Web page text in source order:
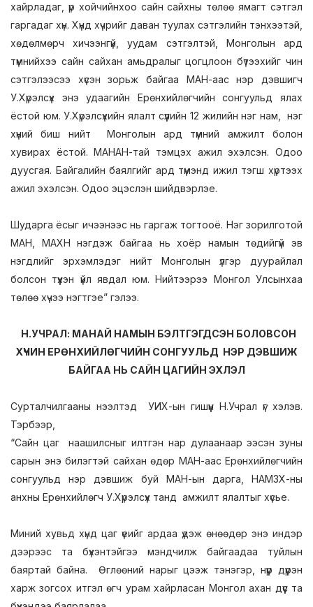
хайрладаг, үр хойчийнхоо сайн сайхны төлөө ямагт сэтгэл
гаргадаг хүн. Хүнд хүчрийг даван туулах сэтгэлийн тэнхээтэй,
хөдөлмөрч хичээнгүй, уудам сэтгэлтэй, Монголын ард
түмнийхээ сайн сайхан амьдралыг цогцлоон бүтээхийг чин
сэтгэлээсээ хүсэн зорьж байгаа МАН-аас нэр дэвшигч
У.Хүрэлсүх энэ удаагийн Ерөнхийлөгчийн сонгуульд ялах
ёстой юм. У.Хүрэлсүхийн ялалт сүүлийн 12 жилийн нэг нам, нэг
хүний биш нийт Монголын ард түмний амжилт болон
хувирах ёстой. МАНАН-тай тэмцэх ажил эхэлсэн. Одоо
дуусгая. Байгалийн баялгийг ард түмэнд ижил тэгш хүртээх
ажил эхэлсэн. Одоо эцэслэн шийдвэрлэе.
Шударга ёсыг ичээнээс нь гаргаж тогтооё. Нэг зорилготой
МАН, МАХН нэгдэж байгаа нь хоёр намын төдийгүй эв
нэгдлийг эрхэмлэдэг нийт Монголын үлгэр дуурайлал
болсон түүхэн үйл явдал юм. Нийтээрээ Монгол Улсынхаа
төлөө хүчээ нэгтгэе” гэлээ.
Н.УЧРАЛ: МАНАЙ НАМЫН БЭЛТГЭГДСЭН БОЛОВСОН
ХҮЧИН ЕРӨНХИЙЛӨГЧИЙН СОНГУУЛЬД НЭР ДЭВШИЖ
БАЙГАА НЬ САЙН ЦАГИЙН ЭХЛЭЛ
Сурталчилгааны нээлтэд УИХ-ын гишүүн Н.Учрал үг хэлэв.
Тэрбээр,
“Сайн цаг наашилсныг илтгэн нар дулаанаар ээсэн зуны
сарын энэ билэгтэй сайхан өдөр МАН-аас Ерөнхийлөгчийн
сонгуульд нэр дэвшиж буй МАН-ын дарга, НАМЗХ-ны
анхны Ерөнхийлөгч У.Хүрэлсүх танд амжилт ялалтыг хүсье.
Миний хувьд хүнд цаг үеийг ардаа үдэж өнөөдөр энэ индэр
дээрээс та бүхэнтэйгээ мэндчилж байгаадаа туйлын
баяртай байна. Өглөөний нарыг цээж тэнэгэр, нүүр дүүрэн
харж зогсох итгэл өгч урам хайрласан Монгол ахан дүүс та